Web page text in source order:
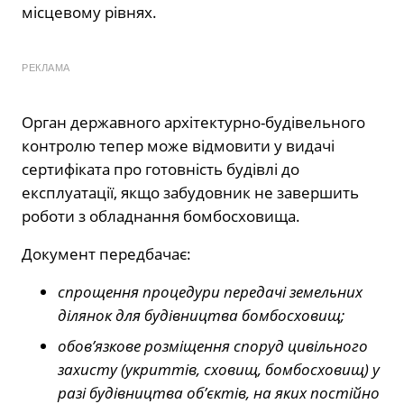
місцевому рівнях.
РЕКЛАМА
Орган державного архітектурно-будівельного
контролю тепер може відмовити у видачі
сертифіката про готовність будівлі до
експлуатації, якщо забудовник не завершить
роботи з обладнання бомбосховища.
Документ передбачає:
спрощення процедури передачі земельних
ділянок для будівництва бомбосховищ;
обов’язкове розміщення споруд цивільного
захисту (укриттів, сховищ, бомбосховищ) у
разі будівництва об’єктів, на яких постійно